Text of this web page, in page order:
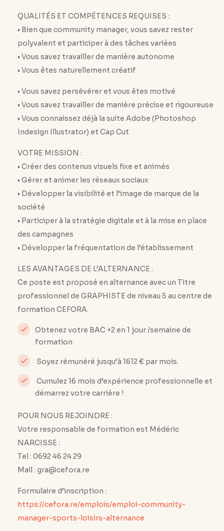
QUALITÉS ET COMPÉTENCES REQUISES :
• Bien que community manager, vous savez rester
polyvalent et participer à des tâches variées
• Vous savez travailler de manière autonome
• Vous êtes naturellement créatif
• Vous savez persévérer et vous êtes motivé
• Vous savez travailler de manière précise et rigoureuse
• Vous connaissez déjà la suite Adobe (Photoshop
Indesign Illustrator) et Cap Cut
VOTRE MISSION :
• Créer des contenus visuels fixe et animés
• Gérer et animer les réseaux sociaux
• Développer la visibilité et l’image de marque de la
société
• Participer à la stratégie digitale et à la mise en place
des campagnes
• Développer la fréquentation de l’établissement
LES AVANTAGES DE L’ALTERNANCE :
Ce poste est proposé en alternance avec un Titre
professionnel de GRAPHISTE de niveau 5 au centre de
formation CEFORA.
Obtenez votre BAC +2 en 1 jour /semaine de
formation
Soyez rémunéré jusqu’à 1612 € par mois.
Cumulez 16 mois d’expérience professionnelle et
démarrez votre carrière !
POUR NOUS REJOINDRE :
Votre responsable de formation est Médéric
NARCISSE :
Tel : 0692 46 24 29
Mail : gra@cefora.re
Formulaire d’inscription :
https://cefora.re/emplois/emploi-community-
manager-sports-loisirs-alternance